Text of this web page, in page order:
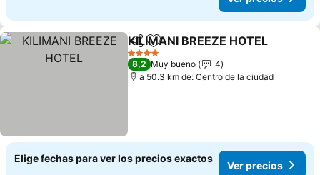
CompartirAgregar a favoritos
KILIMANI BREEZE HOTEL
4 Estrellas
8,2 Muy bueno
4
a 50.3 km de: Centro de la ciudad
Elige fechas para ver los precios exactos
Ver precios